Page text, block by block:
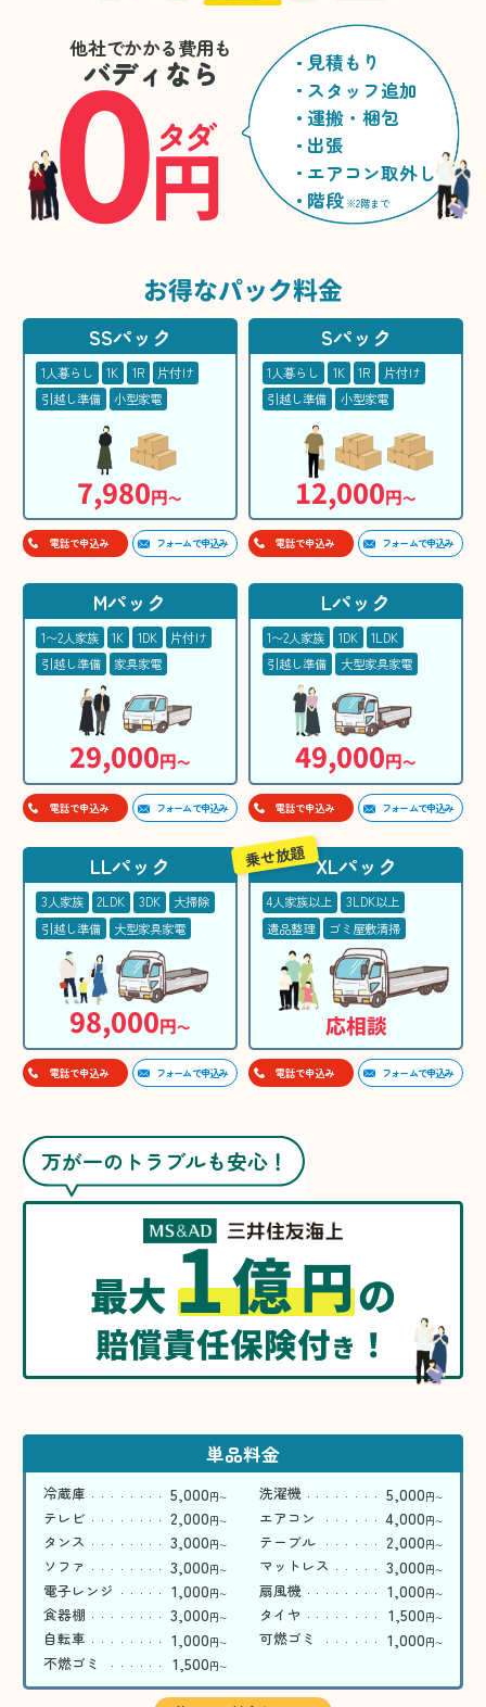
他社でかかる費用も
バディなら
0円
タダ
見積もり
スタッフ追加
運搬・梱包
出張
エアコン取外し
階段 ※2階まで
お得なパック料金
SSパック
1人暮らし 1K 1R
片付け
引越し準備
小型家電
7,980円〜
電話で申込み フォームで申込み
Sパック
1人暮らし 1K 1R
片付け
引越し準備
小型家電
12,000円〜
電話で申込み フォームで申込み
Mパック
1〜2人家族 1K 1DK
片付け
引越し準備
家具家電
29,000円〜
電話で申込み フォームで申込み
Lパック
1〜2人家族 1DK
1LDK
引越し準備
大型家具家電
49,000円〜
電話で申込み フォームで申込み
LLパック
3人家族 2LDK 3DK
大掃除
引越し準備
大型家具家電
98,000円〜
電話で申込み フォームで申込み
XLパック
4人家族以上
3LDK以上
遺品整理
ゴミ屋敷清掃
応相談
乗せ放題
電話で申込み フォームで申込み
万が一のトラブルも安心！
最大1億円の
賠償責任保険付き ！
単品料金
冷蔵庫 5,000円〜 洗濯機 5,000円〜
テレビ 2,000円〜 エアコン 4,000円〜
タンス 3,000円〜 テーブル 2,000円〜
ソファ 3,000円〜 マットレス 3,000円〜
電子レンジ 1,000円〜 扇風機 1,000円〜
食器棚 3,000円〜 タイヤ 1,500円〜
自転車 1,000円〜 可燃ゴミ 1,000円〜
不燃ゴミ 1,500円〜